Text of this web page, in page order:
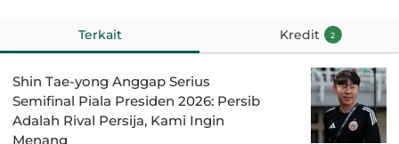
Terkait Kredit 2
Shin Tae-yong Anggap Serius
Semifinal Piala Presiden 2026: Persib
Adalah Rival Persija, Kami Ingin
Menang